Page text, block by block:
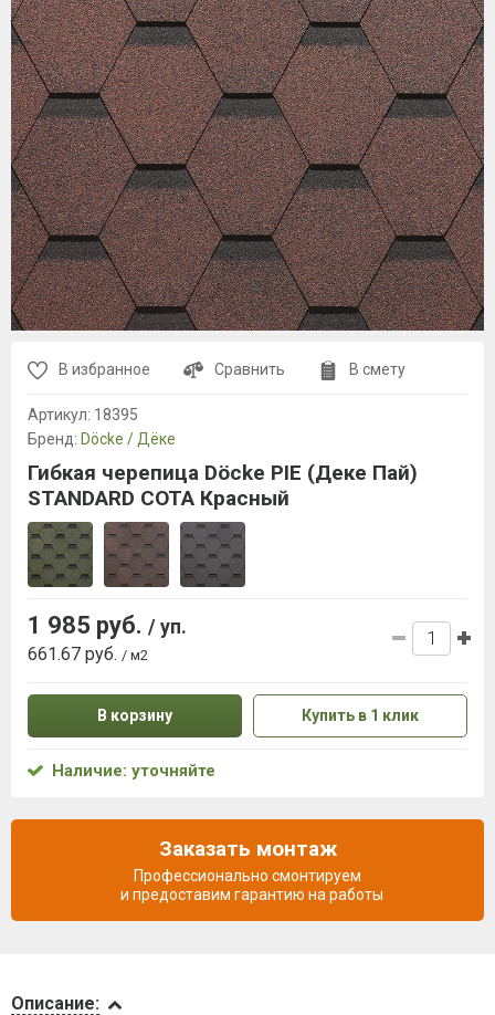
Описание:
В избранное Сравнить В смету
Артикул: 18395
Бренд: Döcke / Дёке
Гибкая черепица Döcke PIE (Деке Пай)
STANDARD СОТА Красный
1 985 руб. / уп.
661.67 руб. / м2
В корзину Купить в 1 клик
Наличие: уточняйте
Заказать монтаж
Профессионально смонтируем
и предоставим гарантию на работы